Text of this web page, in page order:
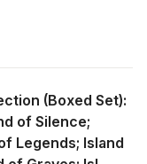
(Boxed Set):
of Silence;
Legends; Island